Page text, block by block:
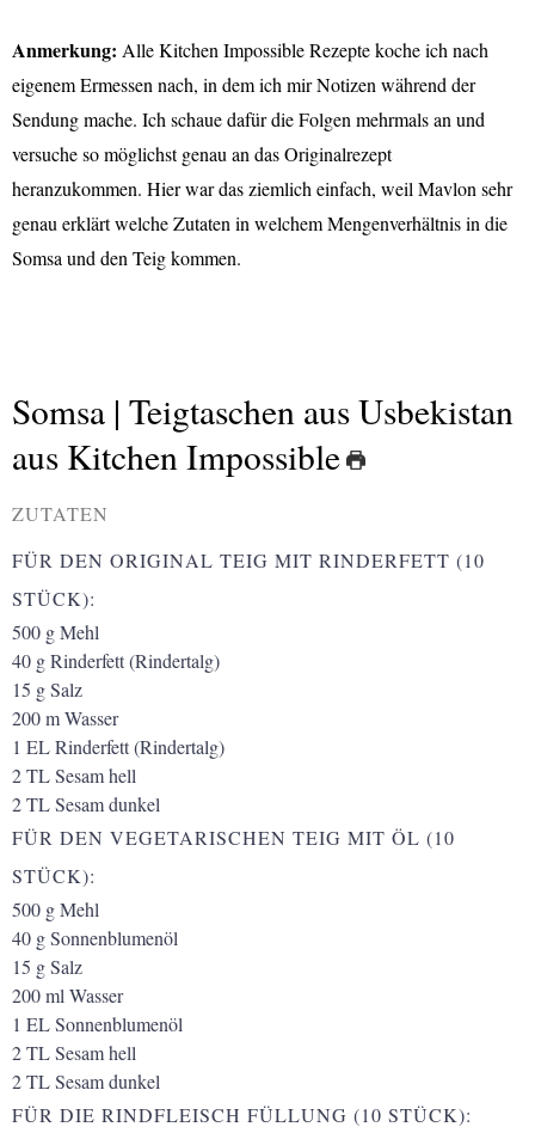
Anmerkung: Alle Kitchen Impossible Rezepte koche ich nach
eigenem Ermessen nach, in dem ich mir Notizen während der
Sendung mache. Ich schaue dafür die Folgen mehrmals an und
versuche so möglichst genau an das Originalrezept
heranzukommen. Hier war das ziemlich einfach, weil Mavlon sehr
genau erklärt welche Zutaten in welchem Mengenverhältnis in die
Somsa und den Teig kommen.
Somsa | Teigtaschen aus Usbekistan
aus Kitchen Impossible
ZUTATEN
FÜR DEN ORIGINAL TEIG MIT RINDERFETT (10
STÜCK):
500 gMehl
40 gRinderfett(Rindertalg)
15 gSalz
200mWasser
1 ELRinderfett(Rindertalg)
2TLSesam hell
2TLSesam dunkel
FÜR DEN VEGETARISCHEN TEIG MIT ÖL (10
STÜCK):
500 gMehl
40 gSonnenblumenöl
15 gSalz
200ml Wasser
1 ELSonnenblumenöl
2TLSesam hell
2TLSesam dunkel
FÜR DIE RINDFLEISCH FÜLLUNG (10 STÜCK):